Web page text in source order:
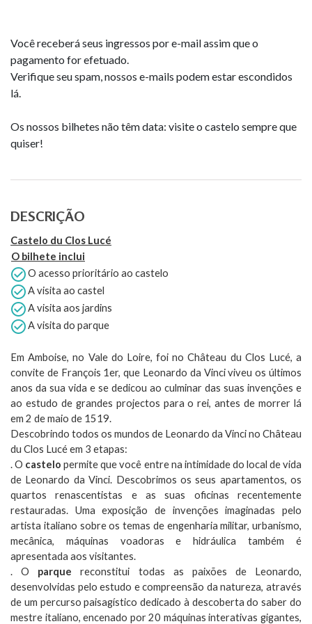
Você receberá seus ingressos por e-mail assim que o
pagamento for efetuado.
Verifique seu spam, nossos e-mails podem estar escondidos
lá.
Os nossos bilhetes não têm data: visite o castelo sempre que
quiser!
DESCRIÇÃO
Castelo du Clos Lucé
O bilhete inclui
O acesso prioritário ao castelo
A visita ao castel
A visita aos jardins
A visita do parque
Em Amboise, no Vale do Loire, foi no Château du Clos Lucé, a
convite de François 1er, que Leonardo da Vinci viveu os últimos
anos da sua vida e se dedicou ao culminar das suas invenções e
ao estudo de grandes projectos para o rei, antes de morrer lá
em 2 de maio de 1519.
Descobrindo todos os mundos de Leonardo da Vinci no Château
du Clos Lucé em 3 etapas:
. O castelo permite que você entre na intimidade do local de vida
de Leonardo da Vinci. Descobrimos os seus apartamentos, os
quartos renascentistas e as suas oficinas recentemente
restauradas. Uma exposição de invenções imaginadas pelo
artista italiano sobre os temas de engenharia militar, urbanismo,
mecânica, máquinas voadoras e hidráulica também é
apresentada aos visitantes.
. O parque reconstitui todas as paixões de Leonardo,
desenvolvidas pelo estudo e compreensão da natureza, através
de um percurso paisagístico dedicado à descoberta do saber do
mestre italiano, encenado por 20 máquinas interativas gigantes,